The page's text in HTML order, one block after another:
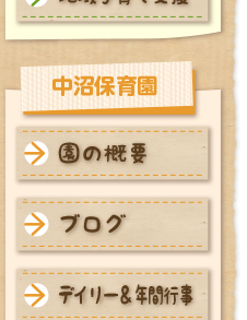
本町保育園 地域子育て支援
中沼保育園 園の概要
中沼保育園 ブログ